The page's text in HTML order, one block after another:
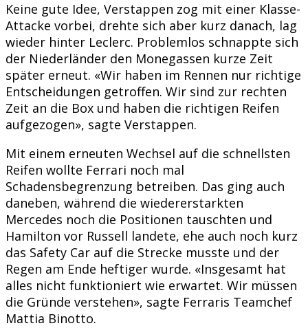
Keine gute Idee, Verstappen zog mit einer Klasse-
Attacke vorbei, drehte sich aber kurz danach, lag
wieder hinter Leclerc. Problemlos schnappte sich
der Niederländer den Monegassen kurze Zeit
später erneut. «Wir haben im Rennen nur richtige
Entscheidungen getroffen. Wir sind zur rechten
Zeit an die Box und haben die richtigen Reifen
aufgezogen», sagte Verstappen.
Mit einem erneuten Wechsel auf die schnellsten
Reifen wollte Ferrari noch mal
Schadensbegrenzung betreiben. Das ging auch
daneben, während die wiedererstarkten
Mercedes noch die Positionen tauschten und
Hamilton vor Russell landete, ehe auch noch kurz
das Safety Car auf die Strecke musste und der
Regen am Ende heftiger wurde. «Insgesamt hat
alles nicht funktioniert wie erwartet. Wir müssen
die Gründe verstehen», sagte Ferraris Teamchef
Mattia Binotto.